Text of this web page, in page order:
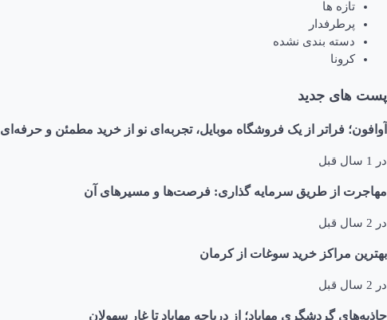
تازه ها
پرطرفدار
دسته بندی نشده
کرونا
پست های جدید
آوافون؛ فراتر از یک فروشگاه موبایل، تجربه‌ای نو از خرید مطمئن و حرفه‌ای
در 1 سال قبل
مهاجرت از طریق سرمایه گذاری: فرصت‌ها و مسیرهای آن
در 2 سال قبل
بهترین مراکز خرید سوغات از کرمان
در 2 سال قبل
جاذبه‌های گردشگری مهاباد؛ از دریاچه مهاباد تا غار سهولان